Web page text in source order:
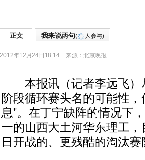
正文 我来说两句( 人参与)
2012年12月24日18:14 来源： 北京晚报
本报讯（记者李远飞）
阶段循环赛头名的可能性
息”。在丁宁缺阵的情况下
一的山西大土河华东理工
日开战的、更残酷的淘汰赛